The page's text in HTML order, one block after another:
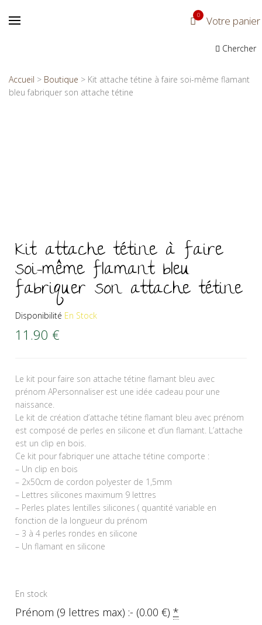
0 Votre panier
Chercher
Accueil > Boutique > Kit attache tétine à faire soi-même flamant
bleu fabriquer son attache tétine
Kit attache tétine à faire
soi-même flamant bleu
fabriquer son attache tétine
Disponibilité En Stock
11.90 €
Le kit pour faire son attache tétine flamant bleu avec
prénom APersonnaliser est une idée cadeau pour une
naissance.
Le kit de création d’attache tétine flamant bleu avec prénom
est composé de perles en silicone et d’un flamant. L’attache
est un clip en bois.
Ce kit pour fabriquer une attache tétine comporte :
– Un clip en bois
– 2x50cm de cordon polyester de 1,5mm
– Lettres silicones maximum 9 lettres
– Perles plates lentilles silicones ( quantité variable en
fonction de la longueur du prénom
– 3 à 4 perles rondes en silicone
– Un flamant en silicone
En stock
Prénom (9 lettres max) :- (0.00€)*